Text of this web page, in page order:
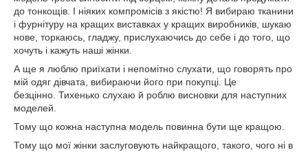
до тонкощів. І ніяких компромісів з якістю! Я вибираю тканини
і фурнітуру на кращих виставках у кращих виробників, шукаю
нове, торкаюсь, гладжу, прислухаючись до себе і до того, що
хочуть і кажуть наші жінки.
А ще я люблю приїхати і непомітно слухати, що говорять про
мій одяг дівчата, вибираючи його при покупці. Це
безцінно. Тихенько слухаю й роблю висновки для наступних
моделей.
Тому що кожна наступна модель повинна бути ще кращою.
Тому що мої жінки заслуговують найкращого, такого, чого ні в